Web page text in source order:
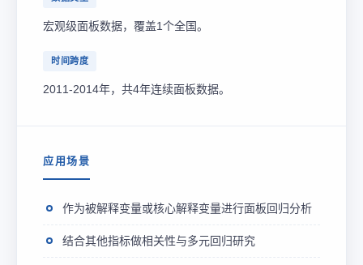
宏观级面板数据，覆盖1个全国。
时间跨度
2011-2014年，共4年连续面板数据。
应用场景
作为被解释变量或核心解释变量进行面板回归分析
结合其他指标做相关性与多元回归研究